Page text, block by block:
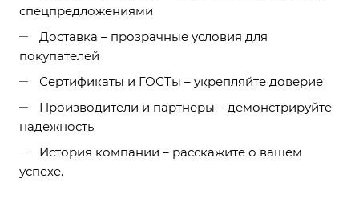
спецпредложениями
Доставка – прозрачные условия для
покупателей
Сертификаты и ГОСТы – укрепляйте доверие
Производители и партнеры – демонстрируйте
надежность
История компании – расскажите о вашем
успехе.